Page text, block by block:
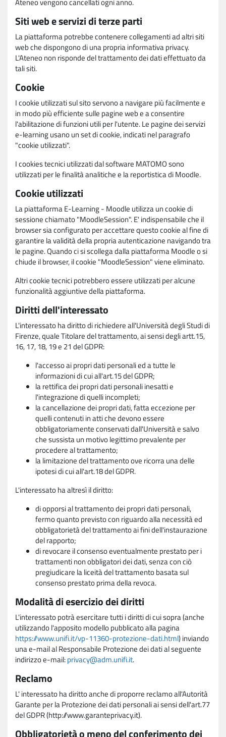
Siti web e servizi di terze parti
La piattaforma potrebbe contenere collegamenti ad altri siti
web che dispongono di una propria informativa privacy.
L'Ateneo non risponde del trattamento dei dati effettuato da
tali siti.
Cookie
I cookie utilizzati sul sito servono a navigare più facilmente e
in modo più efficiente sulle pagine web e a consentire
l'abilitazione di funzioni utili per l'utente. Le pagine dei servizi
e-learning usano un set di cookie, indicati nel paragrafo
"cookie utilizzati".
I cookies tecnici utilizzati dal software MATOMO sono
utilizzati per le finalità analitiche e la reportistica di Moodle.
Cookie utilizzati
La piattaforma E-Learning - Moodle utilizza un cookie di
sessione chiamato "MoodleSession". E' indispensabile che il
browser sia configurato per accettare questo cookie al fine di
garantire la validità della propria autenticazione navigando tra
le pagine. Quando ci si scollega dalla piattaforma Moodle o si
chiude il browser, il cookie "MoodleSession" viene eliminato.
Altri cookie tecnici potrebbero essere utilizzati per alcune
funzionalità aggiuntive della piattaforma.
Diritti dell'interessato
L'interessato ha diritto di richiedere all'Università degli Studi di
Firenze, quale Titolare del trattamento, ai sensi degli artt.15,
16, 17, 18, 19 e 21 del GDPR:
l'accesso ai propri dati personali ed a tutte le
informazioni di cui all'art.15 del GDPR;
la rettifica dei propri dati personali inesatti e
l'integrazione di quelli incompleti;
la cancellazione dei propri dati, fatta eccezione per
quelli contenuti in atti che devono essere
obbligatoriamente conservati dall'Università e salvo
che sussista un motivo legittimo prevalente per
procedere al trattamento;
la limitazione del trattamento ove ricorra una delle
ipotesi di cui all'art.18 del GDPR.
L'interessato ha altresì il diritto:
di opporsi al trattamento dei propri dati personali,
fermo quanto previsto con riguardo alla necessità ed
obbligatorietà del trattamento ai fini dell'instaurazione
del rapporto;
di revocare il consenso eventualmente prestato per i
trattamenti non obbligatori dei dati, senza con ciò
pregiudicare la liceità del trattamento basata sul
consenso prestato prima della revoca.
Modalità di esercizio dei diritti
L'interessato potrà esercitare tutti i diritti di cui sopra (anche
utilizzando l'apposito modello pubblicato alla pagina
https://www.unifi.it/vp-11360-protezione-dati.html) inviando
una e-mail al Responsabile Protezione dei dati al seguente
indirizzo e-mail:privacy@adm.unifi.it.
Reclamo
L' interessato ha diritto anche di proporre reclamo all'Autorità
Garante per la Protezione dei dati personali ai sensi dell'art.77
del GDPR (http://www.garanteprivacy.it).
Obbligatorietà o meno del conferimento dei